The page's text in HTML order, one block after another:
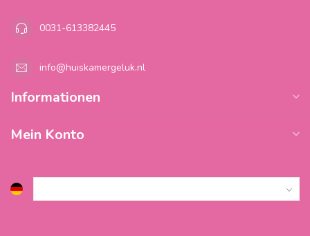
0031-613382445
info@huiskamergeluk.nl
Informationen
Mein Konto